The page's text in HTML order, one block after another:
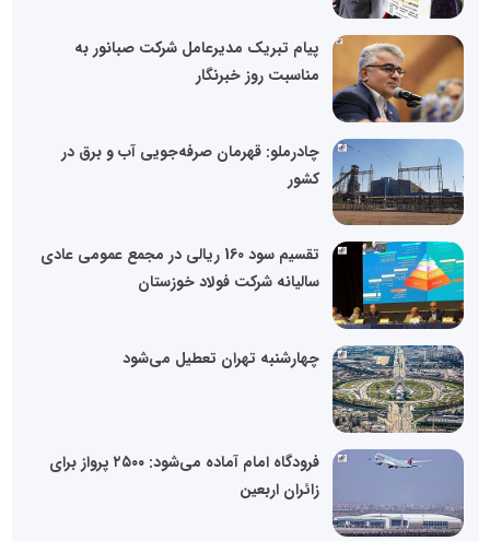
پیام تبریک مدیرعامل شرکت صبانور به
مناسبت روز خبرنگار
چادرملو: قهرمان صرفه‌جویی آب و برق در
کشور
تقسیم سود 160 ریالی در مجمع عمومی عادی
سالیانه شرکت فولاد خوزستان
چهارشنبه تهران تعطیل می‌شود
فرودگاه امام آماده می‌شود: ۲۵۰۰ پرواز برای
زائران اربعین